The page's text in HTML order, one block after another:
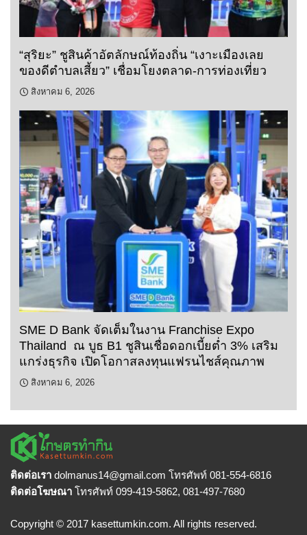
“สุริยะ” ชูสินค้าอัตลักษณ์ท้องถิ่น “เงาะเมืองเลย
ของดีตำบลเสี้ยว” เชื่อมโยงตลาด-การท่องเที่ยว
สิงหาคม 6, 2026
SME D Bank จัดเต็มในงาน Franchise Expo
Thailand ณ บูธ B1 ชูสินเชื่อดอกเบี้ยต่ำ 3% เสริม
แกร่งธุรกิจ เปิดโอกาสลงทุนแฟรนไชส์คุณภาพ
สิงหาคม 6, 2026
ติดต่อเรา dolmanus14@gmail.com โทรศัพท์ 081-554-6816
ติดต่อโฆษณา โทรศัพท์ 099-419-5862, 081-497-7680
Copyright © 2017 kasettumkin.com. All rights reserved.